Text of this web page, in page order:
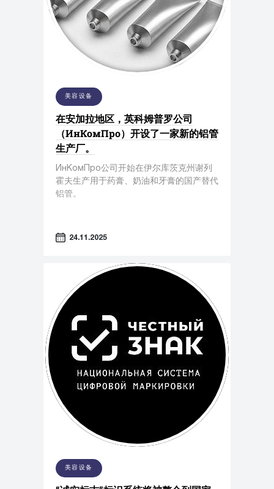
美容设备
在安加拉地区，英科姆普罗公司
（ИнКомПро）开设了一家新的铝管
生产厂。
ИнКомПро公司开始在伊尔库茨克州谢列
霍夫生产用于药膏、奶油和牙膏的国产替代
铝管。
24.11.2025
美容设备